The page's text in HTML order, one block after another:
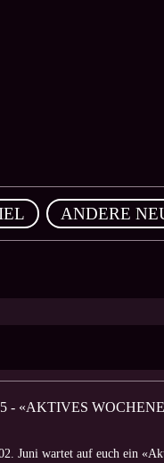
, ANDERE
- «AKTIVES
Juni wartet auf euch ein